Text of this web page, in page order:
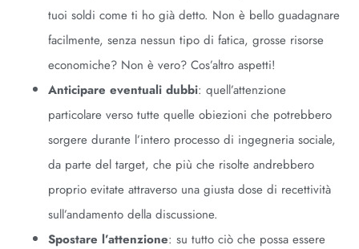
tuoi soldi come ti ho già detto. Non è bello guadagnare
facilmente, senza nessun tipo di fatica, grosse risorse
economiche? Non è vero? Cos’altro aspetti!
Anticipare eventuali dubbi: quell’attenzione
particolare verso tutte quelle obiezioni che potrebbero
sorgere durante l’intero processo di ingegneria sociale,
da parte del target, che più che risolte andrebbero
proprio evitate attraverso una giusta dose di recettività
sull’andamento della discussione.
Spostare l’attenzione: su tutto ciò che possa essere